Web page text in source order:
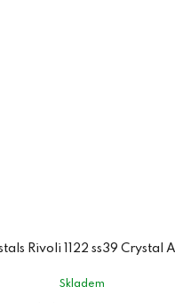
Rivoli 1122 ss39 Crystal
Skladem